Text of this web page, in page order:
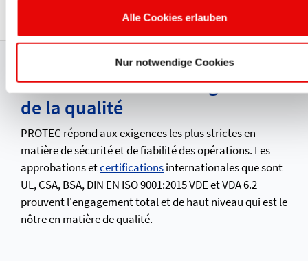
Alle Cookies erlauben
Nur notwendige Cookies
Production certifiée et gestion
de la qualité
PROTEC répond aux exigences les plus strictes en
matière de sécurité et de fiabilité des opérations. Les
approbations etcertificationsinternationales que sont
UL, CSA, BSA, DIN EN ISO 9001:2015 VDE et VDA 6.2
prouvent l'engagement total et de haut niveau qui est le
nôtre en matière de qualité.